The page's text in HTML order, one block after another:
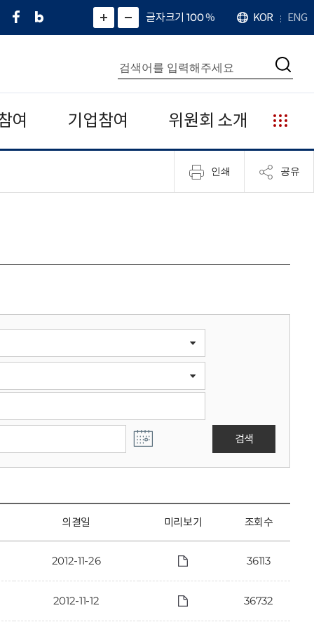
페
네
그
)
화
면
면
소
확
대
치
글자크기 100%
언
어
KOR ENG
통
합
검
색
검
여 기업참여 위원회 소개
누
리
집
안
인쇄 공유
검색
의결일 미리보기 조회수
2012-11-26 36113
2012-11-12 36732